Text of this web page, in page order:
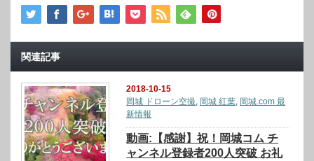
関連記事
2018-10-15
岡城 ドローン空撮, 岡城 紅葉, 岡城.com 最
新情報
動画:【感謝】祝！岡城コム チ
ャンネル登録者200人突破 お礼